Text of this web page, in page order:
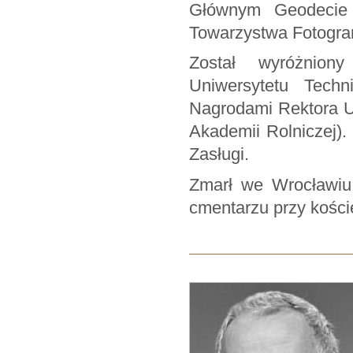
Głównym
Towarzystwa
Został
Uniwersytetu
Nagrodami Rektora
Akademii
Zasługi.
Zmarł we
cmentarzu przy